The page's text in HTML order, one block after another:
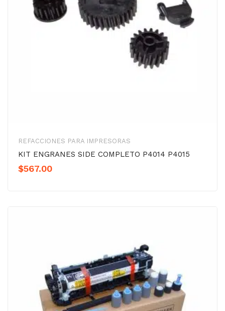
REFACCIONES PARA IMPRESORAS
KIT ENGRANES SIDE COMPLETO P4014 P4015
$567.00